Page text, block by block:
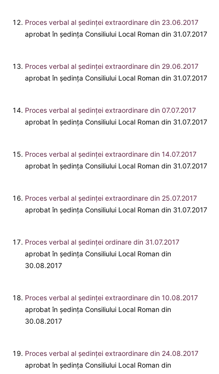
Proces verbal al ședinței extraordinare din 23.06.2017
aprobat în ședința Consiliului Local Roman din 31.07.2017
Proces verbal al ședinței extraordinare din 29.06.2017
aprobat în ședința Consiliului Local Roman din 31.07.2017
Proces verbal al ședinței extraordinare din 07.07.2017
aprobat în ședința Consiliului Local Roman din 31.07.2017
Proces verbal al ședinței extraordinare din 14.07.2017
aprobat în ședința Consiliului Local Roman din 31.07.2017
Proces verbal al ședinței extraordinare din 25.07.2017
aprobat în ședința Consiliului Local Roman din 31.07.2017
Proces verbal al ședinței ordinare din 31.07.2017
aprobat în ședința Consiliului Local Roman din
30.08.2017
Proces verbal al ședinței extraordinare din 10.08.2017
aprobat în ședința Consiliului Local Roman din
30.08.2017
Proces verbal al ședinței extraordinare din 24.08.2017
aprobat în ședința Consiliului Local Roman din